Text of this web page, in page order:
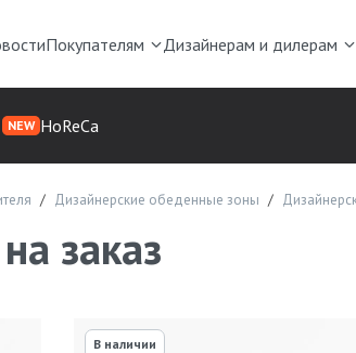
Покупателям Дизайнерам и дилерам
NEW HoReCa
Дизайнерские обеденные зоны
заказ
В наличии